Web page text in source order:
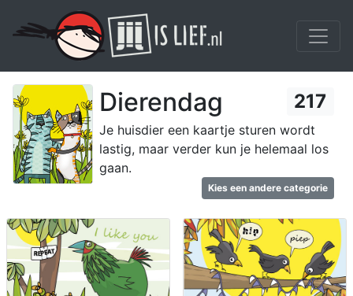
Dierendag 217
Je huisdier een kaartje sturen wordt
lastig, maar verder kun je helemaal los
gaan.
Kies een andere categorie